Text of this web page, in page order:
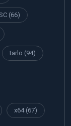
(66)
tarlo (94)
x64(67)